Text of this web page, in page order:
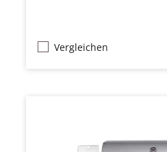
Vergleichen